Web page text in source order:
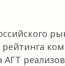
рейтинга